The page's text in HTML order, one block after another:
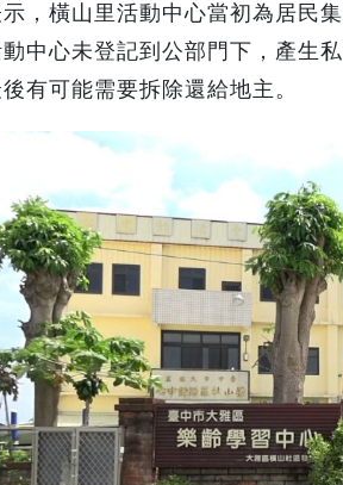
，橫山里活動中心當初為居民
中心未登記到公部門下，產生
有可能需要拆除還給地主。